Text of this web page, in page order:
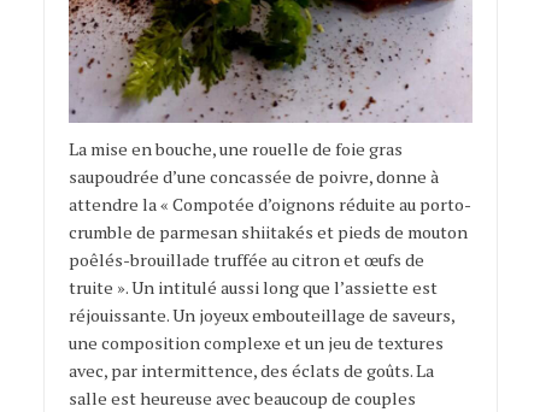
La mise en bouche, une rouelle de foie gras
saupoudrée d’une concassée de poivre, donne à
attendre la « Compotée d’oignons réduite au porto-
crumble de parmesan shiitakés et pieds de mouton
poêlés-brouillade truffée au citron et œufs de
truite ». Un intitulé aussi long que l’assiette est
réjouissante. Un joyeux embouteillage de saveurs,
une composition complexe et un jeu de textures
avec, par intermittence, des éclats de goûts. La
salle est heureuse avec beaucoup de couples